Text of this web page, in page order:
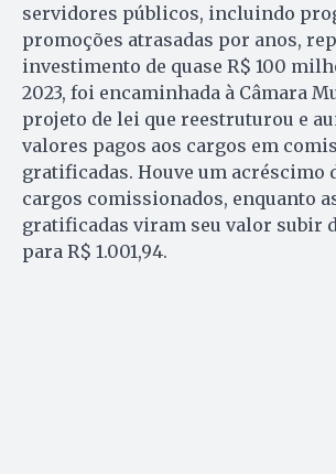
servidores públicos, incluindo
promoções atrasadas por anos,
investimento de quase R$ 100
2023, foi encaminhada à Câmara
projeto de lei que reestruturou e
valores pagos aos cargos em
gratificadas. Houve um acréscimo
cargos comissionados, enquanto
gratificadas viram seu valor subir
para R$ 1.001,94.